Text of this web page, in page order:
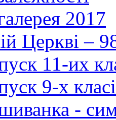
2017
Церкві –
11-их
9-х
-